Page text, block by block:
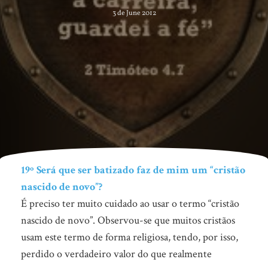
3 de June 2012
O
bom
combate
da
fé
19º Será que ser batizado faz de mim um “cristão
nascido de novo”?
É preciso ter muito cuidado ao usar o termo “cristão
nascido de novo”. Observou-se que muitos cristãos
usam este termo de forma religiosa, tendo, por isso,
perdido o verdadeiro valor do que realmente